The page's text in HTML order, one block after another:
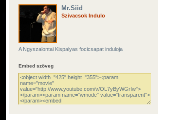
Mr.Siid
Szivacsok Indulo
A Ngyszalontai Kispalyas focicsapat induloja
Embed szöveg